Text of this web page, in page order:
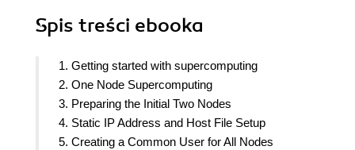
Spis treści ebooka
1. Getting started with supercomputing
2. One Node Supercomputing
3. Preparing the Initial Two Nodes
4. Static IP Address and Host File Setup
5. Creating a Common User for All Nodes